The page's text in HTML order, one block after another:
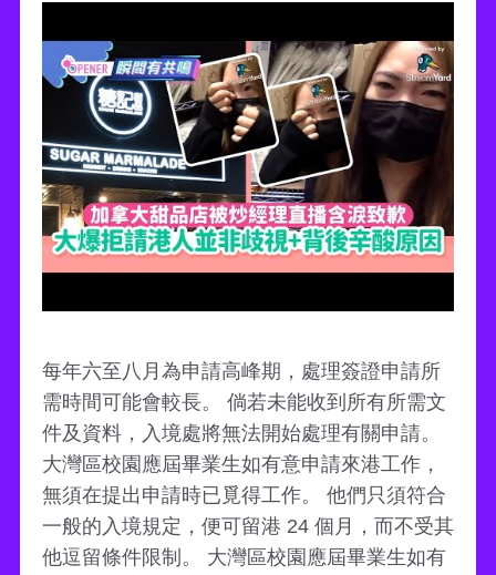
每年六至八月為申請高峰期，處理簽證申請所
需時間可能會較長。 倘若未能收到所有所需文
件及資料，入境處將無法開始處理有關申請。
大灣區校園應屆畢業生如有意申請來港工作，
無須在提出申請時已覓得工作。 他們只須符合
一般的入境規定，便可留港 24 個月，而不受其
他逗留條件限制。 大灣區校園應屆畢業生如有